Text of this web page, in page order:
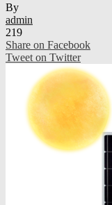
By
admin
219
Share on Facebook
Tweet on Twitter